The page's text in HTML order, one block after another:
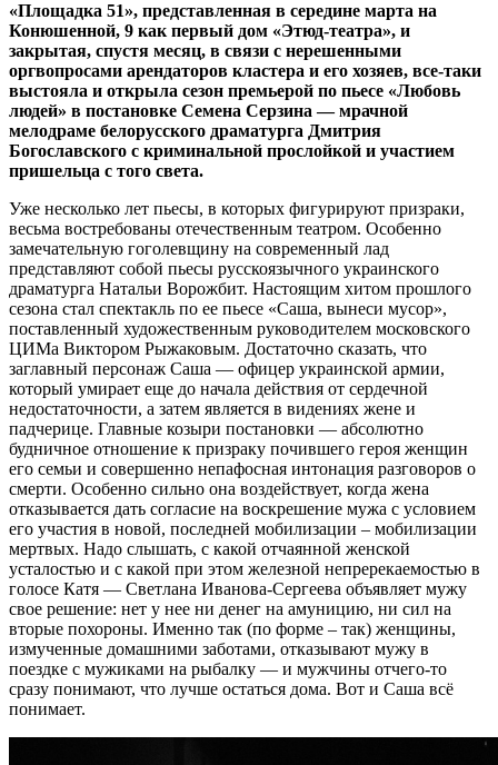
«Площадка 51», представленная в середине марта на
Конюшенной, 9 как первый дом «Этюд-театра», и
закрытая, спустя месяц, в связи с нерешенными
оргвопросами арендаторов кластера и его хозяев, все-таки
выстояла и открыла сезон премьерой по пьесе «Любовь
людей» в постановке Семена Серзина — мрачной
мелодраме белорусского драматурга Дмитрия
Богославского с криминальной прослойкой и участием
пришельца с того света.
Уже несколько лет пьесы, в которых фигурируют призраки,
весьма востребованы отечественным театром. Особенно
замечательную гоголевщину на современный лад
представляют собой пьесы русскоязычного украинского
драматурга Натальи Ворожбит. Настоящим хитом прошлого
сезона стал спектакль по ее пьесе «Саша, вынеси мусор»,
поставленный художественным руководителем московского
ЦИМа Виктором Рыжаковым. Достаточно сказать, что
заглавный персонаж Саша — офицер украинской армии,
который умирает еще до начала действия от сердечной
недостаточности, а затем является в видениях жене и
падчерице. Главные козыри постановки — абсолютно
будничное отношение к призраку почившего героя женщин
его семьи и совершенно непафосная интонация разговоров о
смерти. Особенно сильно она воздействует, когда жена
отказывается дать согласие на воскрешение мужа с условием
его участия в новой, последней мобилизации – мобилизации
мертвых. Надо слышать, с какой отчаянной женской
усталостью и с какой при этом железной непререкаемостью в
голосе Катя — Светлана Иванова-Сергеева объявляет мужу
свое решение: нет у нее ни денег на амуницию, ни сил на
вторые похороны. Именно так (по форме – так) женщины,
измученные домашними заботами, отказывают мужу в
поездке с мужиками на рыбалку — и мужчины отчего-то
сразу понимают, что лучше остаться дома. Вот и Саша всё
понимает.